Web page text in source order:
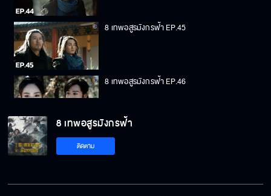
8 เทพอสูรมังกรฟ้า EP.45
8 เทพอสูรมังกรฟ้า EP.46
8 เทพอสูรมังกรฟ้า EP.47
8 เทพอสูรมังกรฟ้า
ติดตาม